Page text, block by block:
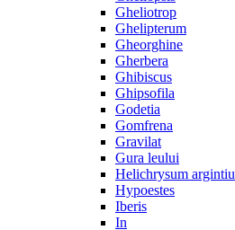
Gheliotrop
Ghelipterum
Gheorghine
Gherbera
Ghibiscus
Ghipsofila
Godetia
Gomfrena
Gravilat
Gura leului
Helichrysum argintiu
Hypoestes
Iberis
In